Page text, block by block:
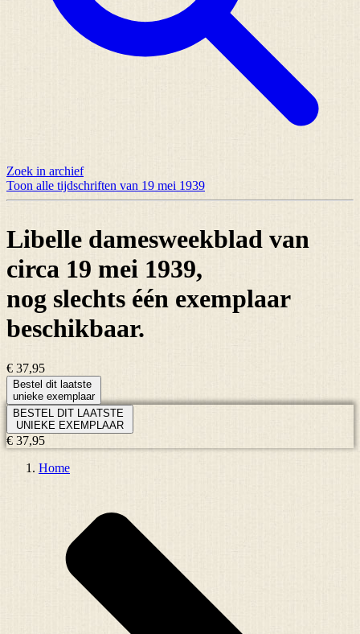
Zoek in archief
Toon alle tijdschriften van 19 mei 1939
Libelle damesweekblad van
circa 19 mei 1939,
nog slechts één exemplaar
beschikbaar.
€ 37,95
Bestel dit laatste
unieke exemplaar
BESTEL DIT LAATSTE
UNIEKE EXEMPLAAR
€ 37,95
Home